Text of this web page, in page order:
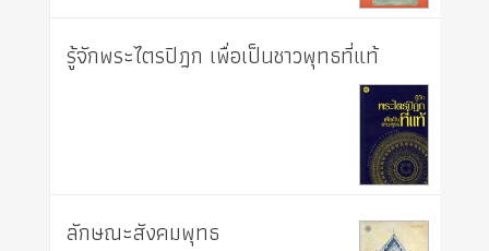
รู้จักพระไตรปิฎก เพื่อเป็นชาวพุทธที่แท้
ลักษณะสังคมพุทธ